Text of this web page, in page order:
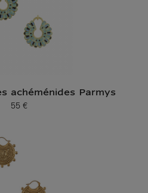
achéménides Parmys
​​actuel
55 €